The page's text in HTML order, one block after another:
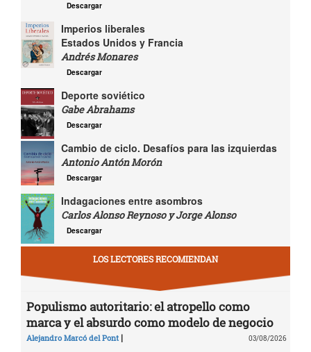
Descargar
Imperios liberales
Estados Unidos y Francia
Andrés Monares
Descargar
Deporte soviético
Gabe Abrahams
Descargar
Cambio de ciclo. Desafíos para las izquierdas
Antonio Antón Morón
Descargar
Indagaciones entre asombros
Carlos Alonso Reynoso y Jorge Alonso
Descargar
LOS LECTORES RECOMIENDAN
Populismo autoritario: el atropello como
marca y el absurdo como modelo de negocio
Alejandro Marcó del Pont | 03/08/2026